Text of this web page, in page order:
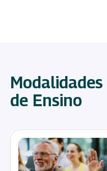
Modalidades
de Ensino